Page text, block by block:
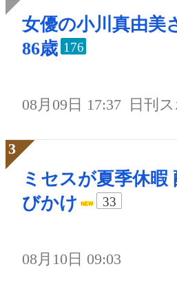
女優の小川真由美
86歳 176
08月09日 17:37 日刊
ミセスが夏季休暇
びかけ
33
08月10日 09:03